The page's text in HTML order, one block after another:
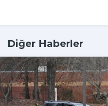
Diğer Haberler